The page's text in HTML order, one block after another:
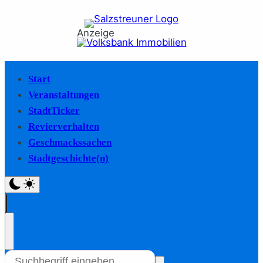
Anzeige
Start
Veranstaltungen
StadtTicker
Revierverhalten
Geschmackssachen
Stadtgeschichte(n)